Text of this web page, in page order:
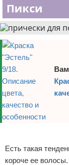
Пикси
Вам
Есть такая
короче ее